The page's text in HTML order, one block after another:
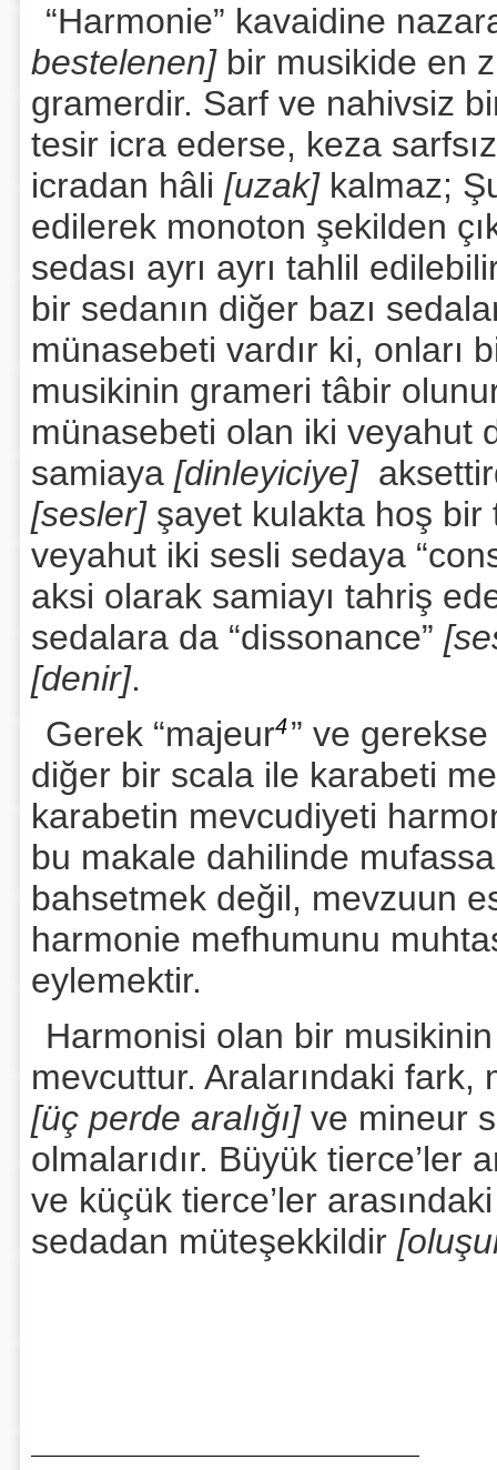
“Harmonie” kavaidine
bestelenen] bir musikide en
gramerdir. Sarf ve nahivsiz
tesir icra ederse, keza
icradan hâli [uzak] kalmaz;
edilerek monoton şekilden
sedası ayrı ayrı tahlil
bir sedanın diğer bazı
münasebeti vardır ki, onları
musikinin grameri tâbir
münasebeti olan iki veyahut
samiaya [dinleyiciye]
[sesler]şayet kulakta hoş bir
veyahut iki sesli sedaya
aksi olarak samiayı tahriş
sedalara da “dissonance”
[denir].
Gerek “majeur4” ve
diğer bir scala ile karabeti
karabetin mevcudiyeti
bu makale dahilinde
bahsetmek değil, mevzuun
harmonie mefhumunu
eylemektir.
Harmonisi olan bir
mevcuttur. Aralarındaki fark,
[üç perde aralığı] ve mineur
olmalarıdır. Büyük tierce’ler
ve küçük tierce’ler
sedadan müteşekkildir